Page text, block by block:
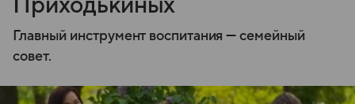
Главный инструмент воспитания — семейный
совет.